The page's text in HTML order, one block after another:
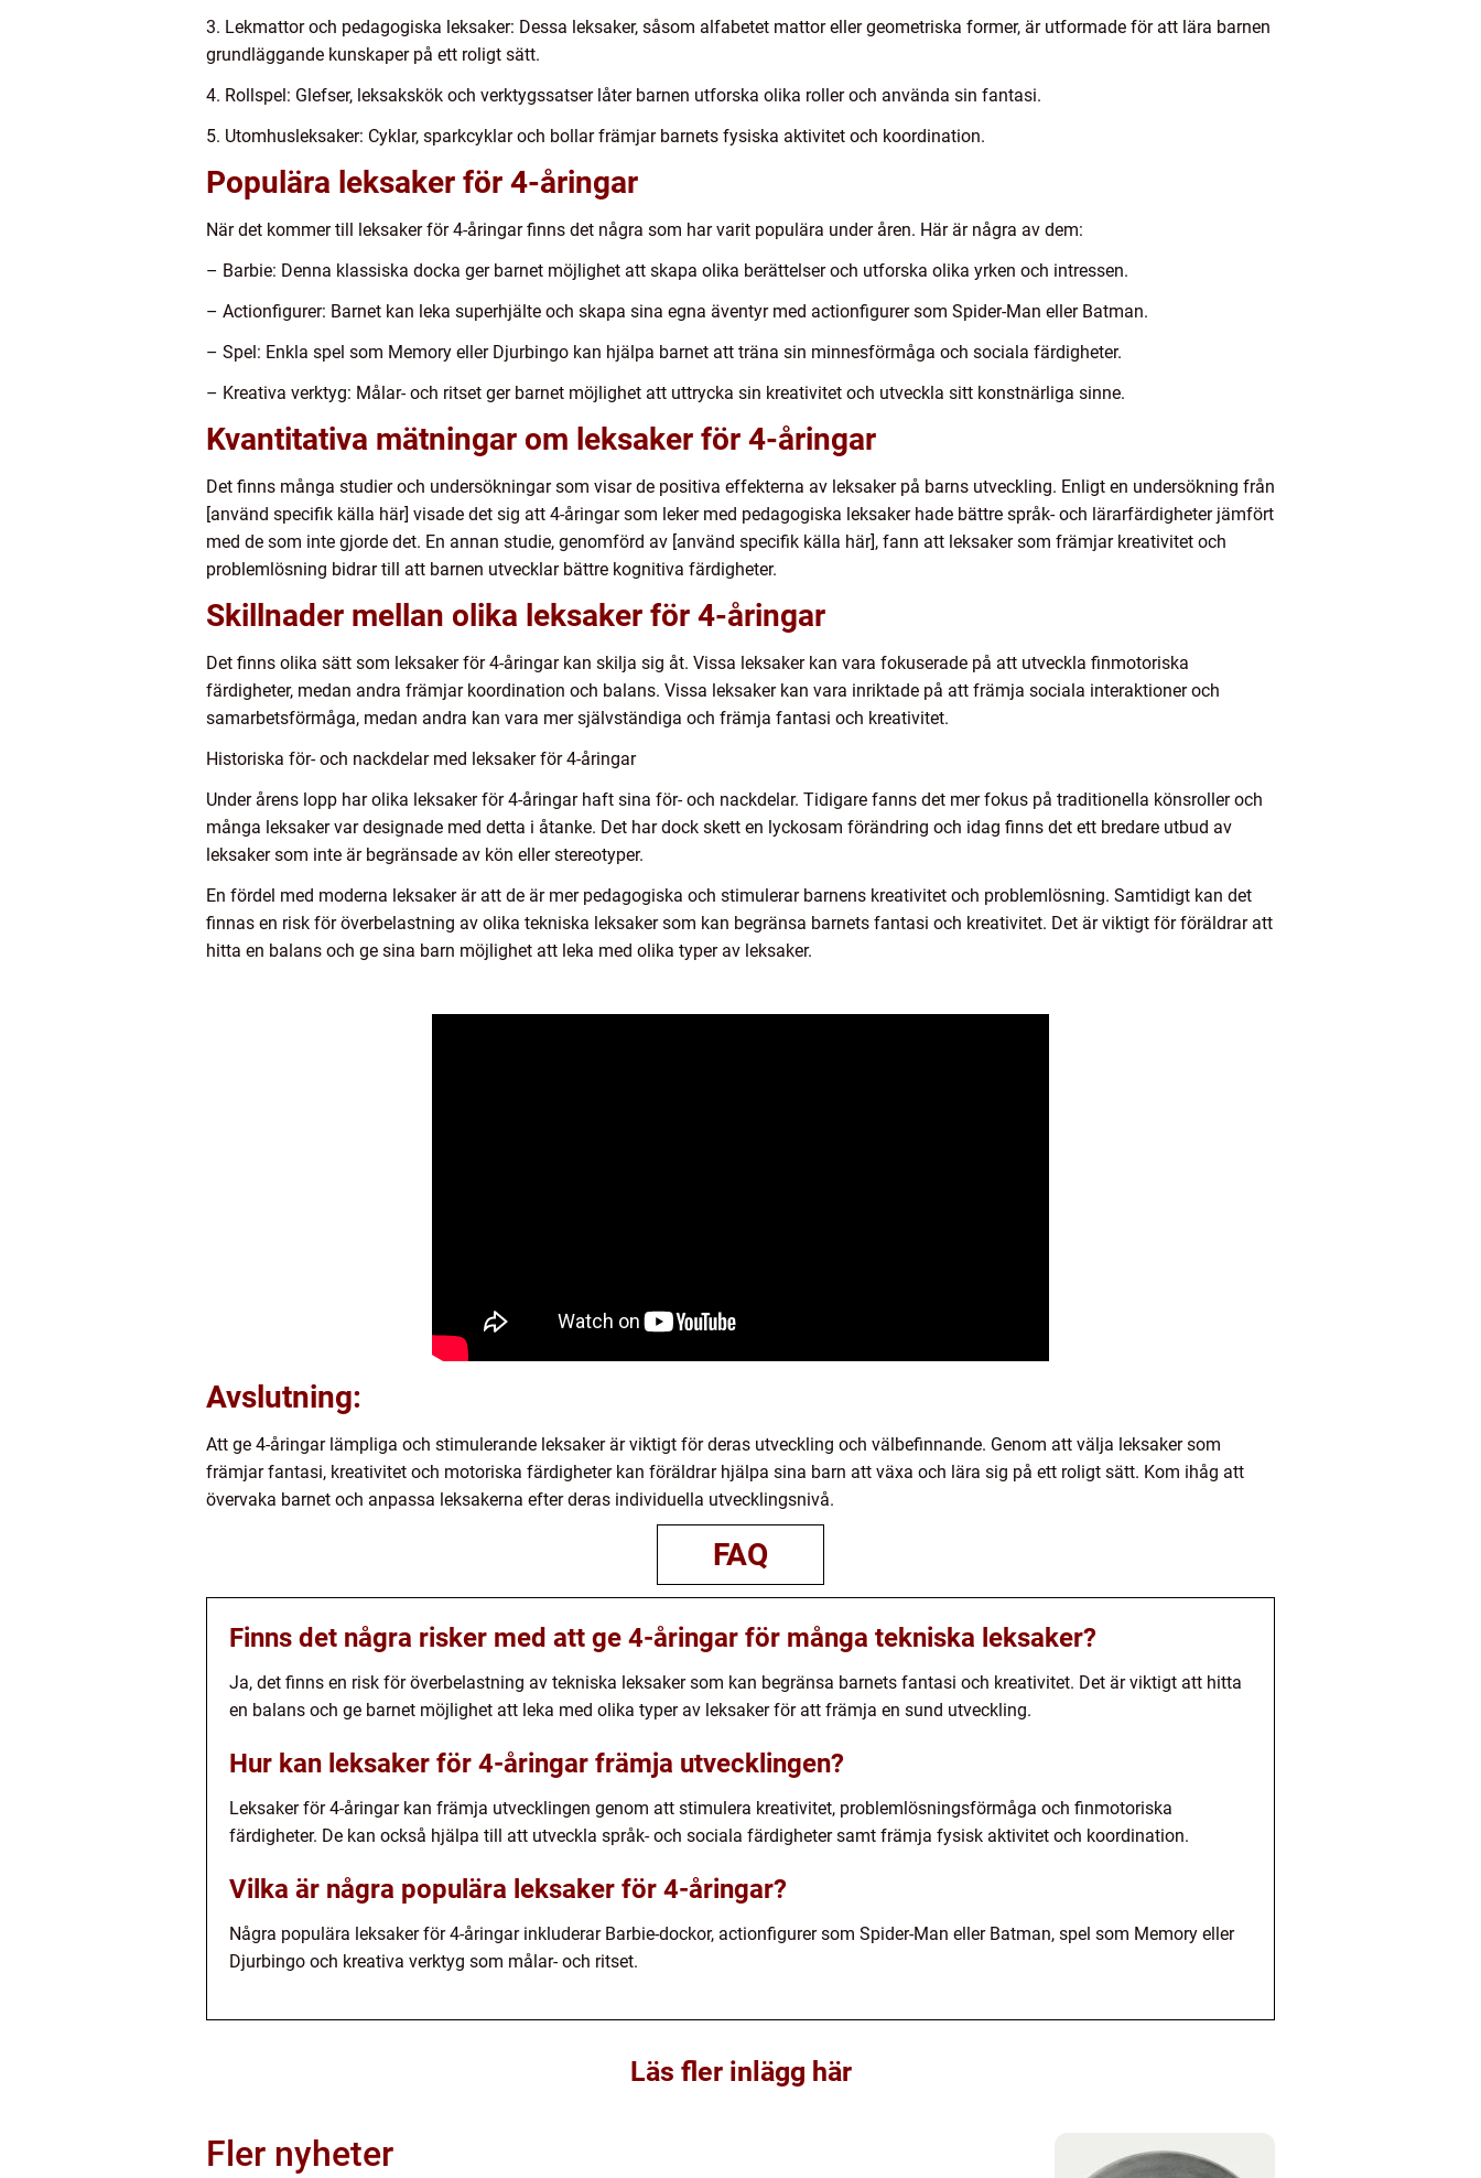
3. Lekmattor och pedagogiska leksaker: Dessa leksaker, såsom alfabetet mattor eller geometriska former, är utformade för att lära barnen
grundläggande kunskaper på ett roligt sätt.
4. Rollspel: Glefser, leksakskök och verktygssatser låter barnen utforska olika roller och använda sin fantasi.
5. Utomhusleksaker: Cyklar, sparkcyklar och bollar främjar barnets fysiska aktivitet och koordination.
Populära leksaker för 4-åringar
När det kommer till leksaker för 4-åringar finns det några som har varit populära under åren. Här är några av dem:
– Barbie: Denna klassiska docka ger barnet möjlighet att skapa olika berättelser och utforska olika yrken och intressen.
– Actionfigurer: Barnet kan leka superhjälte och skapa sina egna äventyr med actionfigurer som Spider-Man eller Batman.
– Spel: Enkla spel som Memory eller Djurbingo kan hjälpa barnet att träna sin minnesförmåga och sociala färdigheter.
– Kreativa verktyg: Målar- och ritset ger barnet möjlighet att uttrycka sin kreativitet och utveckla sitt konstnärliga sinne.
Kvantitativa mätningar om leksaker för 4-åringar
Det finns många studier och undersökningar som visar de positiva effekterna av leksaker på barns utveckling. Enligt en undersökning från
[använd specifik källa här] visade det sig att 4-åringar som leker med pedagogiska leksaker hade bättre språk- och lärarfärdigheter jämfört
med de som inte gjorde det. En annan studie, genomförd av [använd specifik källa här], fann att leksaker som främjar kreativitet och
problemlösning bidrar till att barnen utvecklar bättre kognitiva färdigheter.
Skillnader mellan olika leksaker för 4-åringar
Det finns olika sätt som leksaker för 4-åringar kan skilja sig åt. Vissa leksaker kan vara fokuserade på att utveckla finmotoriska
färdigheter, medan andra främjar koordination och balans. Vissa leksaker kan vara inriktade på att främja sociala interaktioner och
samarbetsförmåga, medan andra kan vara mer självständiga och främja fantasi och kreativitet.
Historiska för- och nackdelar med leksaker för 4-åringar
Under årens lopp har olika leksaker för 4-åringar haft sina för- och nackdelar. Tidigare fanns det mer fokus på traditionella könsroller och
många leksaker var designade med detta i åtanke. Det har dock skett en lyckosam förändring och idag finns det ett bredare utbud av
leksaker som inte är begränsade av kön eller stereotyper.
En fördel med moderna leksaker är att de är mer pedagogiska och stimulerar barnens kreativitet och problemlösning. Samtidigt kan det
finnas en risk för överbelastning av olika tekniska leksaker som kan begränsa barnets fantasi och kreativitet. Det är viktigt för föräldrar att
hitta en balans och ge sina barn möjlighet att leka med olika typer av leksaker.
Avslutning:
Att ge 4-åringar lämpliga och stimulerande leksaker är viktigt för deras utveckling och välbefinnande. Genom att välja leksaker som
främjar fantasi, kreativitet och motoriska färdigheter kan föräldrar hjälpa sina barn att växa och lära sig på ett roligt sätt. Kom ihåg att
övervaka barnet och anpassa leksakerna efter deras individuella utvecklingsnivå.
FAQ
Finns det några risker med att ge 4-åringar för många tekniska leksaker?
Ja, det finns en risk för överbelastning av tekniska leksaker som kan begränsa barnets fantasi och kreativitet. Det är viktigt att hitta
en balans och ge barnet möjlighet att leka med olika typer av leksaker för att främja en sund utveckling.
Hur kan leksaker för 4-åringar främja utvecklingen?
Leksaker för 4-åringar kan främja utvecklingen genom att stimulera kreativitet, problemlösningsförmåga och finmotoriska
färdigheter. De kan också hjälpa till att utveckla språk- och sociala färdigheter samt främja fysisk aktivitet och koordination.
Vilka är några populära leksaker för 4-åringar?
Några populära leksaker för 4-åringar inkluderar Barbie-dockor, actionfigurer som Spider-Man eller Batman, spel som Memory eller
Djurbingo och kreativa verktyg som målar- och ritset.
Läs fler inlägg här
Fler nyheter